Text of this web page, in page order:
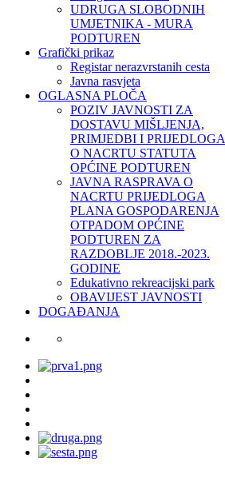
UDRUGA SLOBODNIH
UMJETNIKA - MURA
PODTUREN
Grafički prikaz
Registar nerazvrstanih cesta
Javna rasvjeta
OGLASNA PLOČA
POZIV JAVNOSTI ZA
DOSTAVU MIŠLJENJA,
PRIMJEDBI I PRIJEDLOGA
O NACRTU STATUTA
OPĆINE PODTUREN
JAVNA RASPRAVA O
NACRTU PRIJEDLOGA
PLANA GOSPODARENJA
OTPADOM OPĆINE
PODTUREN ZA
RAZDOBLJE 2018.-2023.
GODINE
Edukativno rekreacijski park
OBAVIJEST JAVNOSTI
DOGAĐANJA